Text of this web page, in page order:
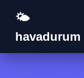
🌤️
havadurum